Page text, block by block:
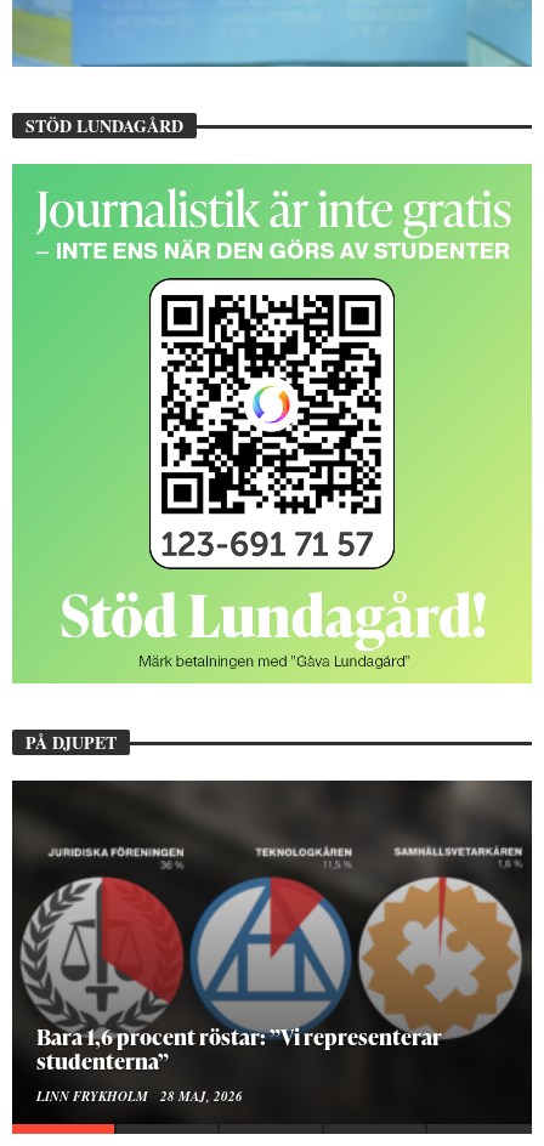
STÖD LUNDAGÅRD
PÅ DJUPET
Hur bygger man en Lundakarneval?
ELISE RALSTON SAMUELSON 24 MAJ, 2026